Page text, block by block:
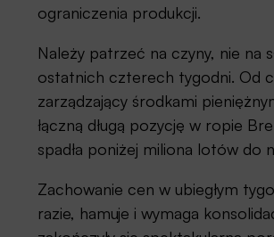
ograniczenia produkcji.
Należy patrzeć na czyny, nie na
ostatnich czterech tygodni. Od
zarządzający środkami
łączną długą pozycję w ropie
spadła poniżej miliona lotów do
Zachowanie cen w ubiegłym
razie, hamuje i wymaga